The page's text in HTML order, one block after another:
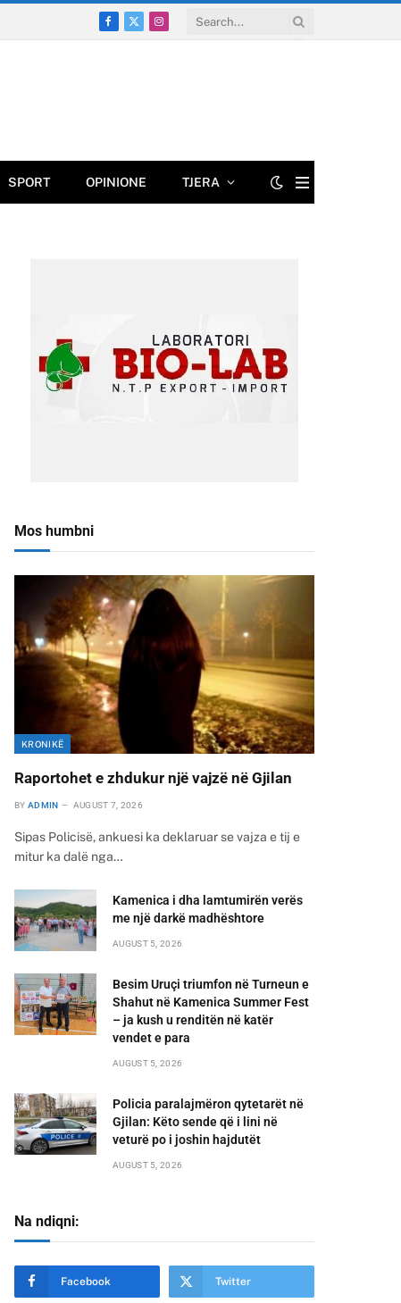
Facebook
X
Instagram
SPORT OPINIONE TJERA
Mos humbni
KRONIKË
Raportohet e zhdukur një vajzë në Gjilan
BY ADMIN AUGUST 7, 2026
Sipas Policisë, ankuesi ka deklaruar se vajza e tij e
mitur ka dalë nga…
Kamenica i dha lamtumirën verës
me një darkë madhështore
AUGUST 5, 2026
Besim Uruçi triumfon në Turneun e
Shahut në Kamenica Summer Fest
– ja kush u renditën në katër
vendet e para
AUGUST 5, 2026
Policia paralajmëron qytetarët në
Gjilan: Këto sende që i lini në
veturë po i joshin hajdutët
AUGUST 5, 2026
Na ndiqni:
Facebook Twitter